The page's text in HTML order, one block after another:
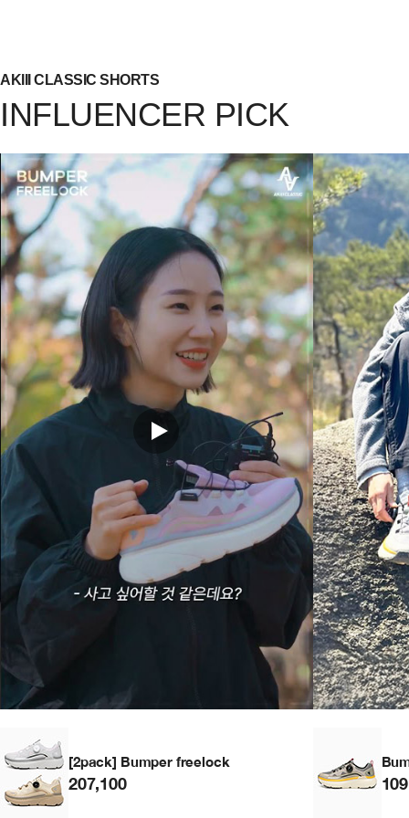
AKIII CLASSIC SHORTS
INFLUENCER PICK
[2pack] Bumper freelock
207,100